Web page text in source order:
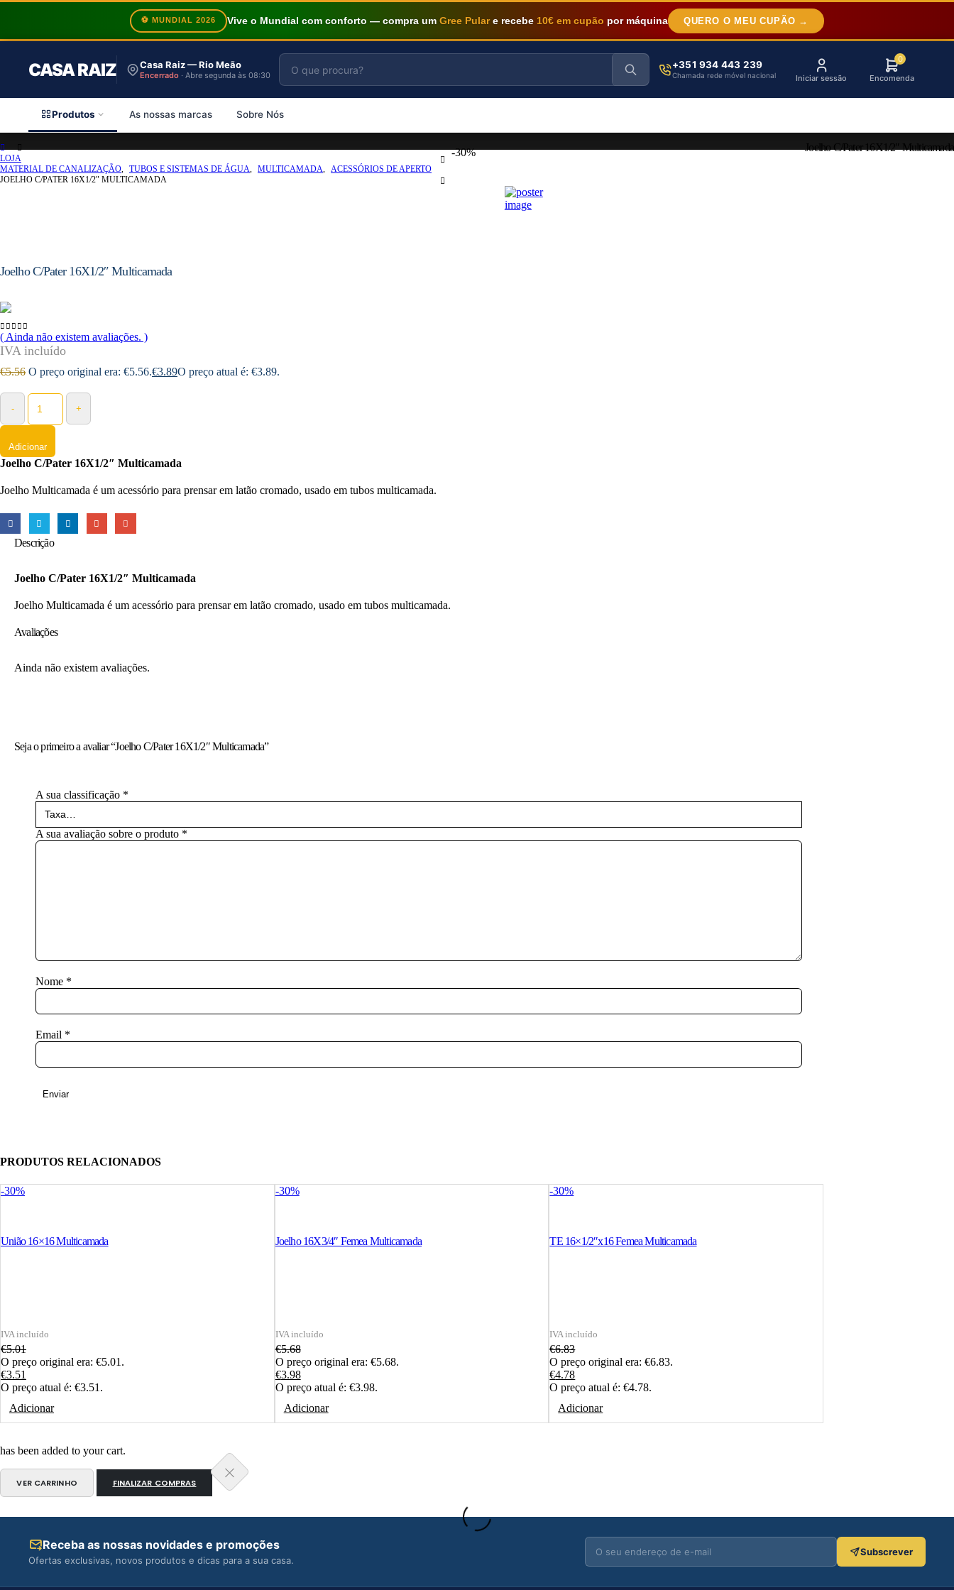
⚽ MUNDIAL 2026 Vive o Mundial com conforto — compra um Gree Pulare recebe 10€ em cupão por máquina QUERO O MEU CUPÃO →
CASA RAIZ Casa Raiz — Rio Meão
Encerrado · Abre segunda às 08:30
+351 934 443 239
Chamada rede móvel nacional Iniciar sessão
0
Encomenda
Produtos As nossas marcas Sobre Nós
Joelho C/Pater 16X1/2″ Multicamada
LOJA
MATERIAL DE CANALIZAÇÃO
TUBOS E SISTEMAS DE ÁGUA MULTICAMADA
ACESSÓRIOS DE APERTO
JOELHO C/PATER 16X1/2″ MULTICAMADA
-30%
Joelho C/Pater 16X1/2″ Multicamada
0 out of 5
( Ainda não existem avaliações. )
€5.56 O preço original era: €5.56.€3.89O preço atual é: €3.89.
- +
Adicionar
Joelho C/Pater 16X1/2″ Multicamada
Joelho Multicamada é um acessório para prensar em latão cromado, usado em tubos multicamada.
Descrição
Joelho C/Pater 16X1/2″ Multicamada
Joelho Multicamada é um acessório para prensar em latão cromado, usado em tubos multicamada.
Avaliações
Ainda não existem avaliações.
Seja o primeiro a avaliar “Joelho C/Pater 16X1/2″ Multicamada”
A sua classificação *
A sua avaliação sobre o produto *
Nome *
Email *
PRODUTOS RELACIONADOS
-30%
União 16×16 Multicamada
€5.01
O preço original era: €5.01.
€3.51
O preço atual é: €3.51.
Adicionar
-30%
Joelho 16X3/4″ Femea Multicamada
€5.68
O preço original era: €5.68.
€3.98
O preço atual é: €3.98.
Adicionar
-30%
TE 16×1/2″x16 Femea Multicamada
€6.83
O preço original era: €6.83.
€4.78
O preço atual é: €4.78.
Adicionar
has been added to your cart.
VER CARRINHO FINALIZAR COMPRAS
Receba as nossas novidades e promoções
Ofertas exclusivas, novos produtos e dicas para a sua casa.
Subscrever